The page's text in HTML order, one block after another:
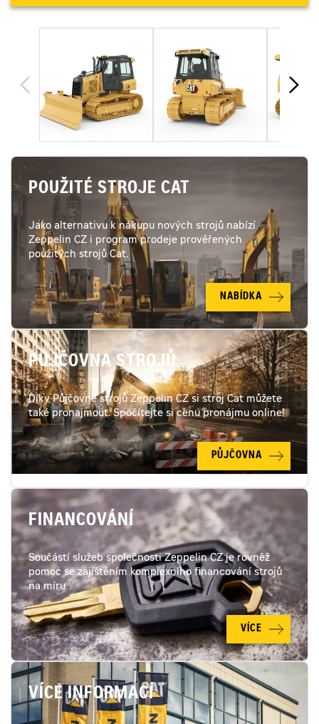
POUŽITÉ STROJE CAT
Jako alternativu k nákupu nových strojů nabízí
Zeppelin CZ i program prodeje prověřených
použitých strojů Cat.
NABÍDKA
PŮJČOVNA STROJŮ
Díky Půjčovně strojů Zeppelin CZ si stroj Cat můžete
také pronajmout. Spočítejte si cenu pronájmu online!
PŮJČOVNA
FINANCOVÁNÍ
Součástí služeb společnosti Zeppelin CZ je rovněž
pomoc se zajištěním komplexního financování strojů
na míru.
VÍCE
VÍCE INFORMACÍ